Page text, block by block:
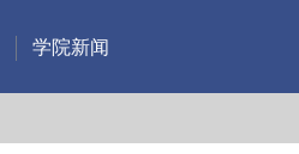
学院新闻